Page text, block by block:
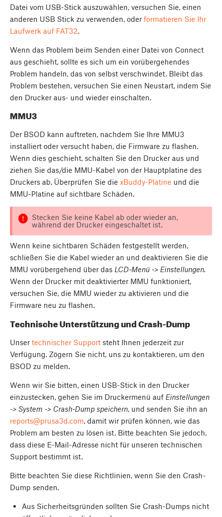
Datei vom USB-Stick auszuwählen, versuchen Sie, einen
anderen USB Stick zu verwenden, oder formatieren Sie Ihr
Laufwerk auf FAT32.
Wenn das Problem beim Senden einer Datei von Connect
aus geschieht, sollte es sich um ein vorübergehendes
Problem handeln, das von selbst verschwindet. Bleibt das
Problem bestehen, versuchen Sie einen Neustart, indem Sie
den Drucker aus- und wieder einschalten.
MMU3
Der BSOD kann auftreten, nachdem Sie Ihre MMU3
installiert oder versucht haben, die Firmware zu flashen.
Wenn dies geschieht, schalten Sie den Drucker aus und
ziehen Sie das/die MMU-Kabel von der Hauptplatine des
Druckers ab. Überprüfen Sie die xBuddy-Platine und die
MMU-Platine auf sichtbare Schäden.
Stecken Sie keine Kabel ab oder wieder an,
während der Drucker eingeschaltet ist.
Wenn keine sichtbaren Schäden festgestellt werden,
schließen Sie die Kabel wieder an und deaktivieren Sie die
MMU vorübergehend über das LCD-Menü -> Einstellungen.
Wenn der Drucker mit deaktivierter MMU funktioniert,
versuchen Sie, die MMU wieder zu aktivieren und die
Firmware neu zu flashen.
Technische Unterstützung und Crash-Dump
Unser technischer Support steht Ihnen jederzeit zur
Verfügung. Zögern Sie nicht, uns zu kontaktieren, um den
BSOD zu melden.
Wenn wir Sie bitten, einen USB-Stick in den Drucker
einzustecken, gehen Sie im Druckermenü auf Einstellungen
-> System -> Crash-Dump speichern, und senden Sie ihn an
reports@prusa3d.com, damit wir prüfen können, wie das
Problem am besten zu lösen ist. Bitte beachten Sie jedoch,
dass diese E-Mail-Adresse nicht für unseren technischen
Support bestimmt ist.
Bitte beachten Sie diese Richtlinien, wenn Sie den Crash-
Dump senden.
Aus Sicherheitsgründen sollten Sie Crash-Dumps nicht